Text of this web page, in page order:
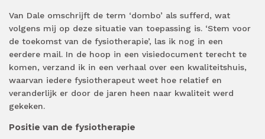
Van Dale omschrijft de term ‘dombo’ als sufferd, wat
volgens mij op deze situatie van toepassing is. ‘Stem voor
de toekomst van de fysiotherapie’, las ik nog in een
eerdere mail. In de hoop in een visiedocument terecht te
komen, verzand ik in een verhaal over een kwaliteitshuis,
waarvan iedere fysiotherapeut weet hoe relatief en
veranderlijk er door de jaren heen naar kwaliteit werd
gekeken.
Positie van de fysiotherapie